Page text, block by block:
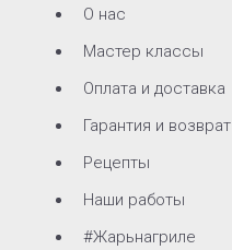
О нас
Мастер классы
Оплата и доставка
Гарантия и возврат
Рецепты
Наши работы
#Жарьнагриле